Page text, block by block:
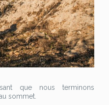
que nous terminons
sommet.